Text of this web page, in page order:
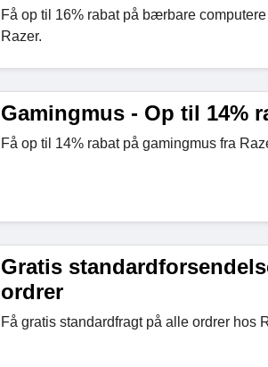
Få op til 16% rabat på bærbare
Razer.
Gamingmus - Op til 14%
Få op til 14% rabat på gamingmus fra
Gratis
ordrer
Få gratis standardfragt på alle ordrer hos